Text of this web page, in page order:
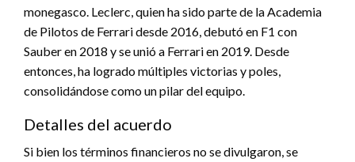
monegasco. Leclerc, quien ha sido parte de la Academia
de Pilotos de Ferrari desde 2016, debutó en F1 con
Sauber en 2018 y se unió a Ferrari en 2019. Desde
entonces, ha logrado múltiples victorias y poles,
consolidándose como un pilar del equipo.
Detalles del acuerdo
Si bien los términos financieros no se divulgaron, se